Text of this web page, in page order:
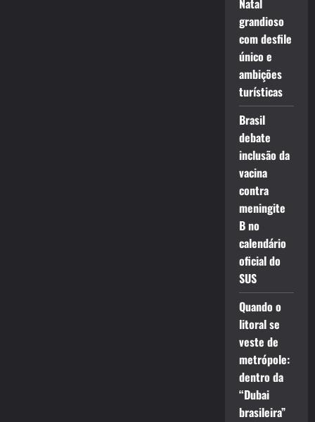
Natal
grandioso
com desfile
único e
ambições
turísticas
Brasil
debate
inclusão da
vacina
contra
meningite
B no
calendário
oficial do
SUS
Quando o
litoral se
veste de
metrópole:
dentro da
“Dubai
brasileira”